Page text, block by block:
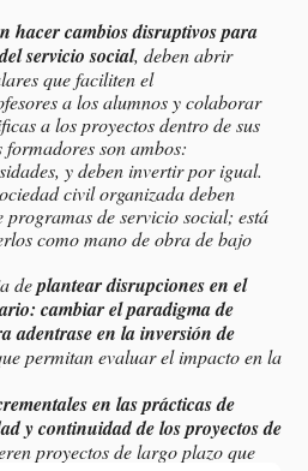
hacer cambios disruptivos para
servicio social, deben abrir
que faciliten el
a los alumnos y colaborar
a los proyectos dentro de sus
son ambos:
y deben invertir por igual.
civil organizada deben
programas de servicio social; está
como mano de obra de bajo
deplantear disrupciones en el
cambiar el paradigma de
adentrase en la inversión de
permitan evaluar el impacto en la
en las prácticas de
y continuidad de los proyectos de
proyectos de largo plazo que